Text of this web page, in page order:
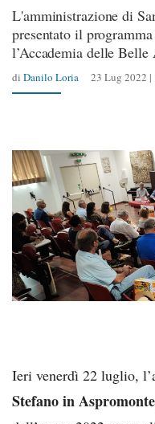
L'amministrazione di
presentato il
l’Accademia delle
di Danilo Loria 23 Lug 2022 |
Ieri venerdì 22 luglio,
Stefano in Aspromonte